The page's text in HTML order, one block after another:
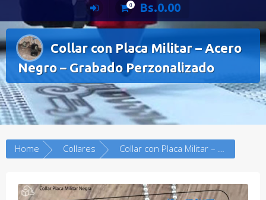
0 Bs.0.00
Collar con Placa Militar – Acero
Negro – Grabado Perzonalizado
Home Collares Collar con Placa Militar – Acero Negro – Grabado Perzonalizado